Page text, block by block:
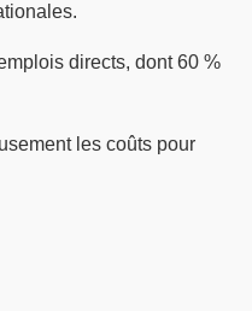
directs, dont 60 %
les coûts pour